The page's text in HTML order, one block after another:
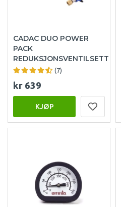
CADAC DUO POWER
PACK
REDUKSJONSVENTILSETT
(7)
kr 639
KJØP